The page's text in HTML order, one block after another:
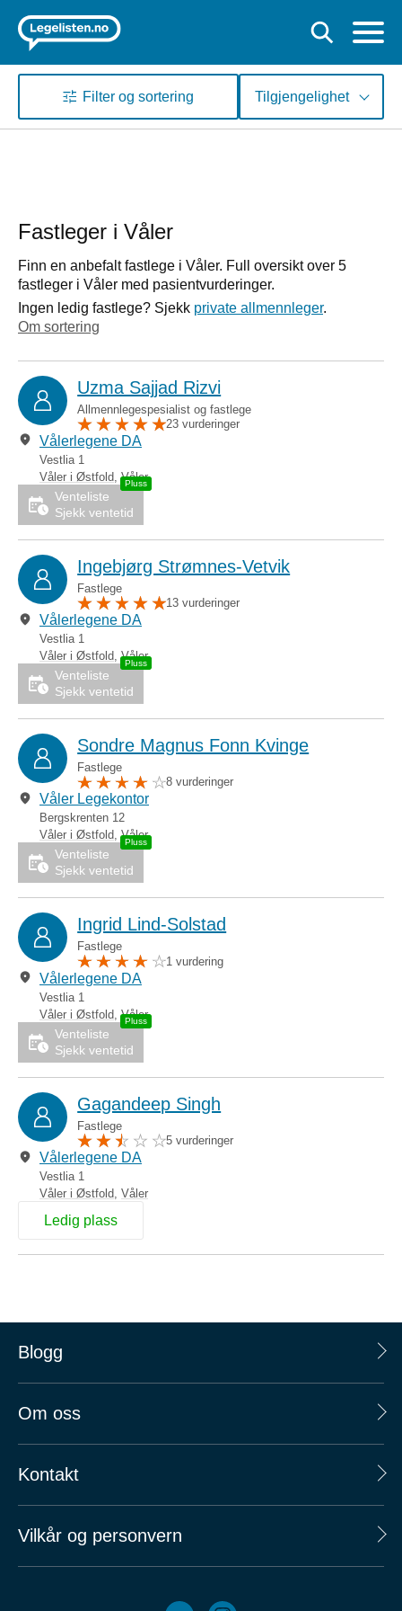
Filter og sortering Tilgjengelighet
Fastleger i Våler
Finn en anbefalt fastlege i Våler. Full oversikt over 5
fastleger i Våler med pasientvurderinger.
Ingen ledig fastlege? Sjekk private allmennleger.
Om sortering
Uzma Sajjad Rizvi
Allmennlegespesialist og fastlege
23 vurderinger
Vålerlegene DA
Vestlia 1
Våler i Østfold ,Våler
Venteliste
Sjekk ventetid
Ingebjørg Strømnes-Vetvik
Fastlege
13 vurderinger
Vålerlegene DA
Vestlia 1
Våler i Østfold,Våler
Venteliste
Sjekk ventetid
Sondre Magnus Fonn Kvinge
Fastlege
8 vurderinger
Våler Legekontor
Bergskrenten 12
Våler i Østfold,Våler
Venteliste
Sjekk ventetid
Ingrid Lind-Solstad
Fastlege
1 vurdering
Vålerlegene DA
Vestlia 1
Våler i Østfold ,Våler
Venteliste
Sjekk ventetid
Gagandeep Singh
Fastlege
5 vurderinger
Vålerlegene DA
Vestlia 1
Våler i Østfold, Våler
Ledig plass
Blogg
Om oss
Kontakt
Vilkår og personvern